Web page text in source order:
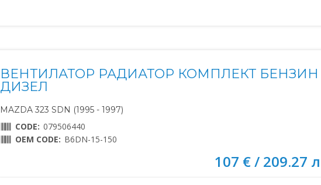
ВЕНТИЛАТОР РАДИАТОР КОМПЛЕКТ БЕНЗИН
ДИЗЕЛ
MAZDA 323 SDN (1995 - 1997)
CODE: 079506440
OEM CODE: B6DN-15-150
107 € / 209.27